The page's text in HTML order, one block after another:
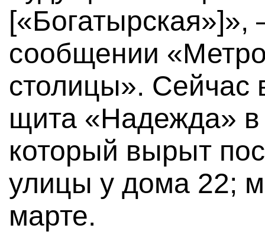
[«Богатырская»]»,
сообщении
столицы». Сейчас
щита «Надежда» в
который вырыт
улицы у дома 22;
марте.